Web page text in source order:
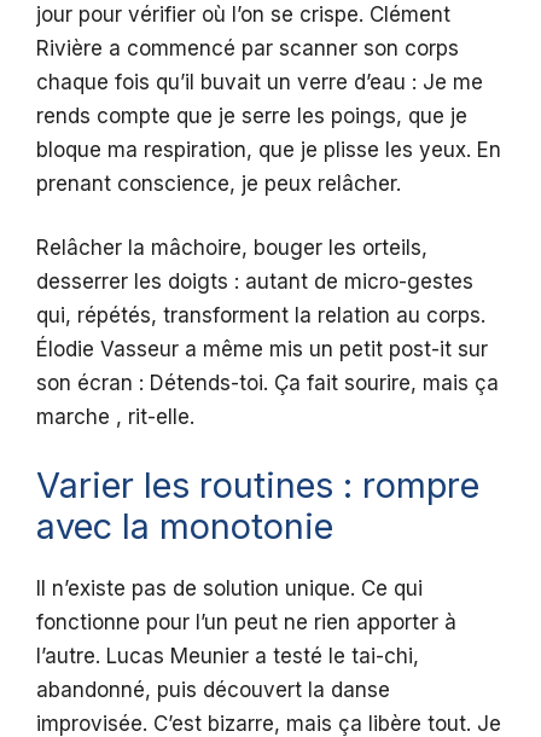
jour pour vérifier où l’on se crispe. Clément
Rivière a commencé par scanner son corps
chaque fois qu’il buvait un verre d’eau : Je me
rends compte que je serre les poings, que je
bloque ma respiration, que je plisse les yeux. En
prenant conscience, je peux relâcher.
Relâcher la mâchoire, bouger les orteils,
desserrer les doigts : autant de micro-gestes
qui, répétés, transforment la relation au corps.
Élodie Vasseur a même mis un petit post-it sur
son écran : Détends-toi. Ça fait sourire, mais ça
marche , rit-elle.
Varier les routines : rompre
avec la monotonie
Il n’existe pas de solution unique. Ce qui
fonctionne pour l’un peut ne rien apporter à
l’autre. Lucas Meunier a testé le tai-chi,
abandonné, puis découvert la danse
improvisée. C’est bizarre, mais ça libère tout. Je